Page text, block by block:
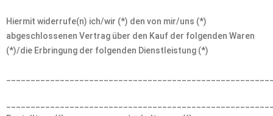
Hiermit widerrufe(n) ich/wir (*) den von mir/uns (*)
abgeschlossenen Vertrag über den Kauf der folgenden Waren
(*)/die Erbringung der folgenden Dienstleistung (*)